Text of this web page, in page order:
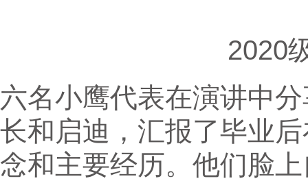
2020
六名小鹰代表在演讲中
长和启迪，汇报了毕业
念和主要经历。他们脸